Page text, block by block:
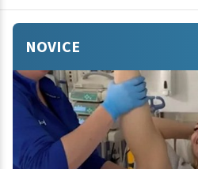
NOVICE